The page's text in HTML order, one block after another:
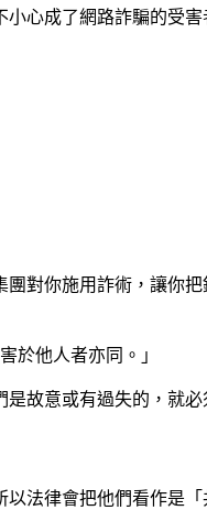
心成了網路詐騙的受
對你施用詐術，讓你
於他人者亦同。」
故意或有過失的，就必
法律會把他們看作是